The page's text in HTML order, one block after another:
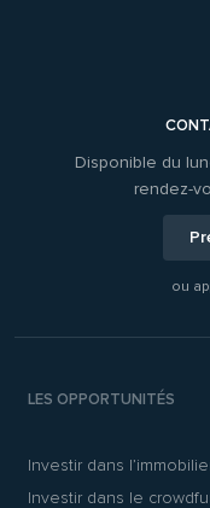
Disponible du
rendez-
ou
LES OPPORTUNITÉS
Investir dans
Investir dans le